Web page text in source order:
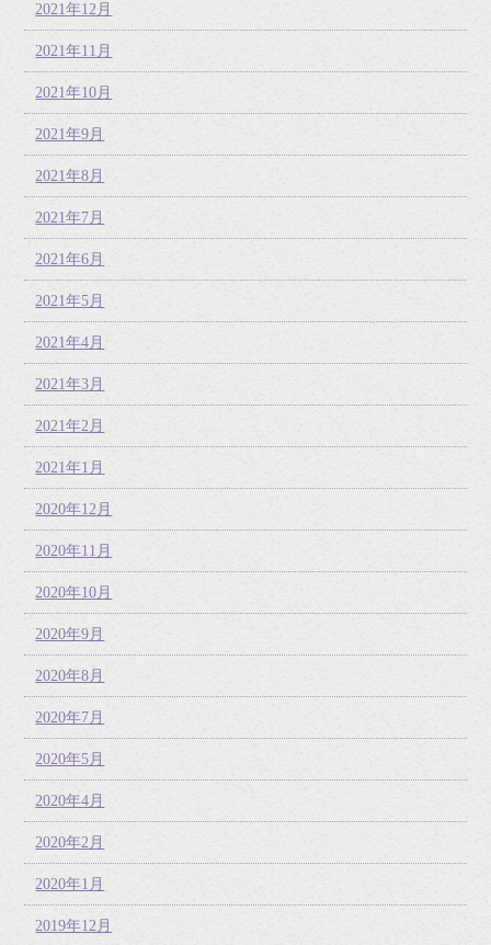
2021年12月
2021年11月
2021年10月
2021年9月
2021年8月
2021年7月
2021年6月
2021年5月
2021年4月
2021年3月
2021年2月
2021年1月
2020年12月
2020年11月
2020年10月
2020年9月
2020年8月
2020年7月
2020年5月
2020年4月
2020年2月
2020年1月
2019年12月